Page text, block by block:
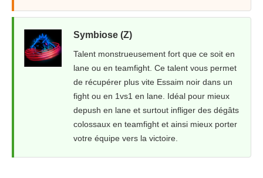
Symbiose (Z)
Talent monstrueusement fort que ce soit en
lane ou en teamfight. Ce talent vous permet
de récupérer plus vite Essaim noir dans un
fight ou en 1vs1 en lane. Idéal pour mieux
depush en lane et surtout infliger des dégâts
colossaux en teamfight et ainsi mieux porter
votre équipe vers la victoire.